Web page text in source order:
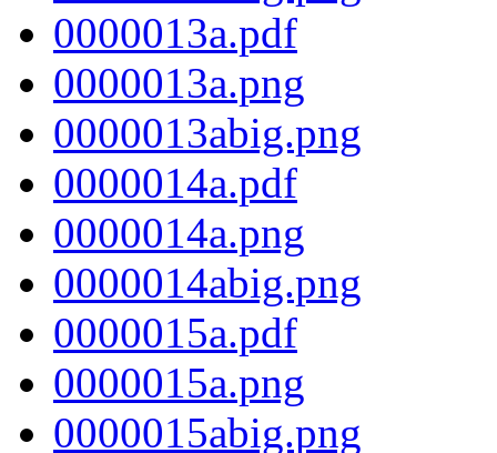
0000013a.pdf
0000013a.png
0000013abig.png
0000014a.pdf
0000014a.png
0000014abig.png
0000015a.pdf
0000015a.png
0000015abig.png